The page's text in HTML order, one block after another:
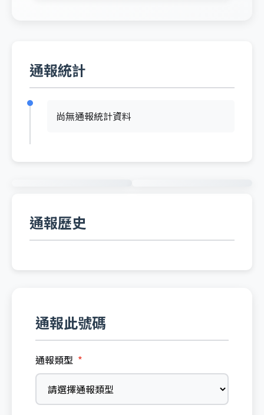
通報統計
尚無通報統計資料
通報歷史
通報此號碼
通報類型 *